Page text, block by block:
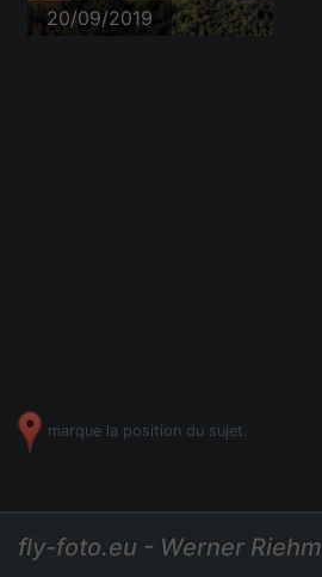
20/09/2019
marque la position du sujet.
fly-foto.eu - Werner Riehm